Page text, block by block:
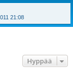
21:08
Hyppää